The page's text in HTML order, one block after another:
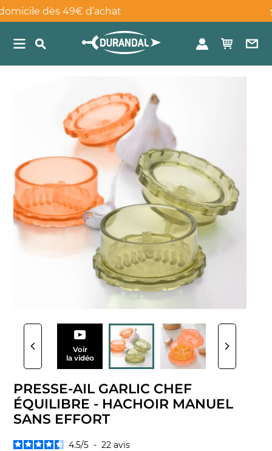
49€ d’achat
Voir
la vidéo
PRESSE-AIL GARLIC CHEF
ÉQUILIBRE - HACHOIR MANUEL
SANS EFFORT
4.5/5 - 22avis